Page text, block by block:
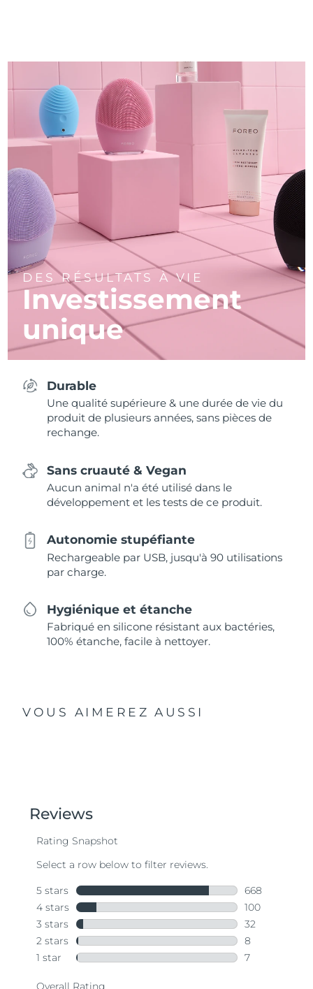
DES RÉSULTATS À VIE
Investissement
unique
Durable
Une qualité supérieure & une durée de vie du
produit de plusieurs années, sans pièces de
rechange.
Sans cruauté & Vegan
Aucun animal n'a été utilisé dans le
développement et les tests de ce produit.
Autonomie stupéfiante
Rechargeable par USB, jusqu'à 90 utilisations
par charge.
Hygiénique et étanche
Fabriqué en silicone résistant aux bactéries,
100% étanche, facile à nettoyer.
VOUS AIMEREZ AUSSI